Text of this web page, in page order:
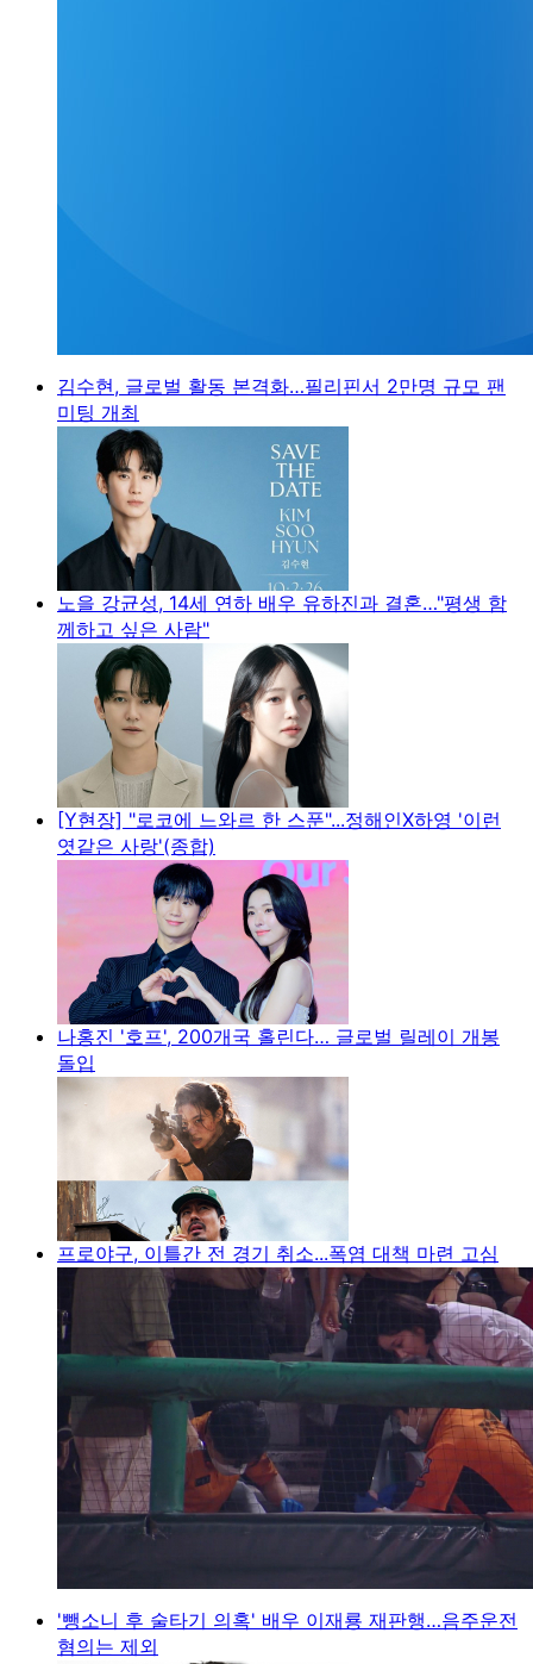
김수현, 글로벌 활동 본격화…필리핀서 2만명 규모 팬
미팅 개최
노을 강균성, 14세 연하 배우 유하진과 결혼…"평생 함
께하고 싶은 사람"
[Y현장] "로코에 느와르 한 스푼"...정해인X하영 '이런
엿같은 사랑'(종합)
나홍진 '호프', 200개국 홀린다… 글로벌 릴레이 개봉
돌입
프로야구, 이틀간 전 경기 취소...폭염 대책 마련 고심
'뺑소니 후 술타기 의혹' 배우 이재룡 재판행…음주운전
혐의는 제외